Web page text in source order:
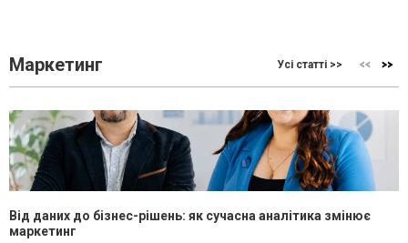
Маркетинг Усі статті >>
Від даних до бізнес-рішень: як сучасна аналітика змінює
маркетинг